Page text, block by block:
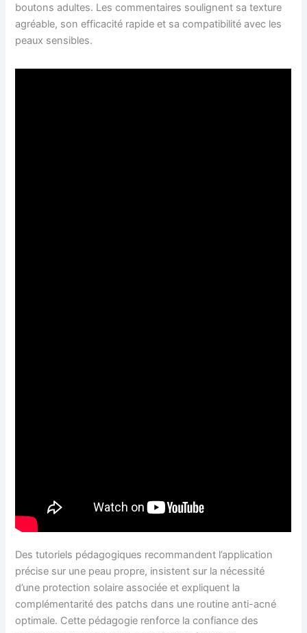
boutons adultes. Les commentaires soulignent sa texture
agréable, son efficacité rapide et sa compatibilité avec les
peaux sensibles.
Des tutoriels pédagogiques recommandent l’application
précise sur une peau propre, insistent sur la nécessité
d’une protection solaire associée et expliquent la
complémentarité des patchs dans une routine anti-acné
optimale. Cette pédagogie renforce la confiance des